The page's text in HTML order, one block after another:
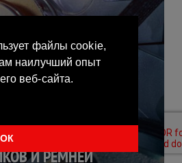
И РЕМНЕЙ
файлы cookie,
наилучший опыт
веб-сайта.
ОК